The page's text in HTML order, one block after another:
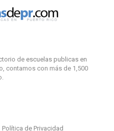
de escuelas publicas en
contamos con más de 1,500
Política de Privacidad